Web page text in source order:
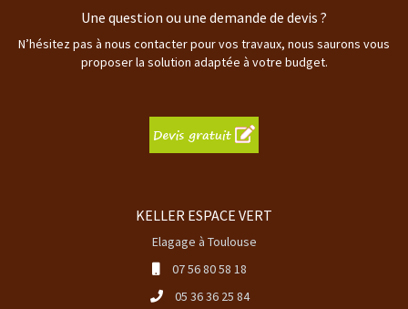
Une question ou une demande de devis ?
N’hésitez pas à nous contacter pour vos travaux, nous saurons vous
proposer la solution adaptée à votre budget.
KELLER ESPACE VERT
Elagage à Toulouse
07 56 80 58 18
05 36 36 25 84